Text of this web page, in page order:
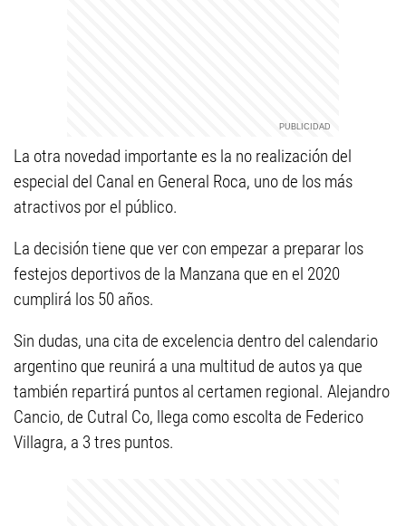
La otra novedad importante es la no realización del
especial del Canal en General Roca, uno de los más
atractivos por el público.
La decisión tiene que ver con empezar a preparar los
festejos deportivos de la Manzana que en el 2020
cumplirá los 50 años.
Sin dudas, una cita de excelencia dentro del calendario
argentino que reunirá a una multitud de autos ya que
también repartirá puntos al certamen regional. Alejandro
Cancio, de Cutral Co, llega como escolta de Federico
Villagra, a 3 tres puntos.